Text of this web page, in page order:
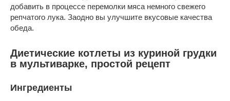
добавить в процессе перемолки мяса немного свежего
репчатого лука. Заодно вы улучшите вкусовые качества
обеда.
Диетические котлеты из куриной грудки
в мультиварке, простой рецепт
Ингредиенты